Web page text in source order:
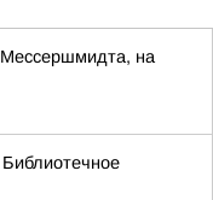
Мессершмидта, на